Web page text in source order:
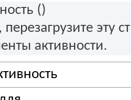
()
эту
активности.